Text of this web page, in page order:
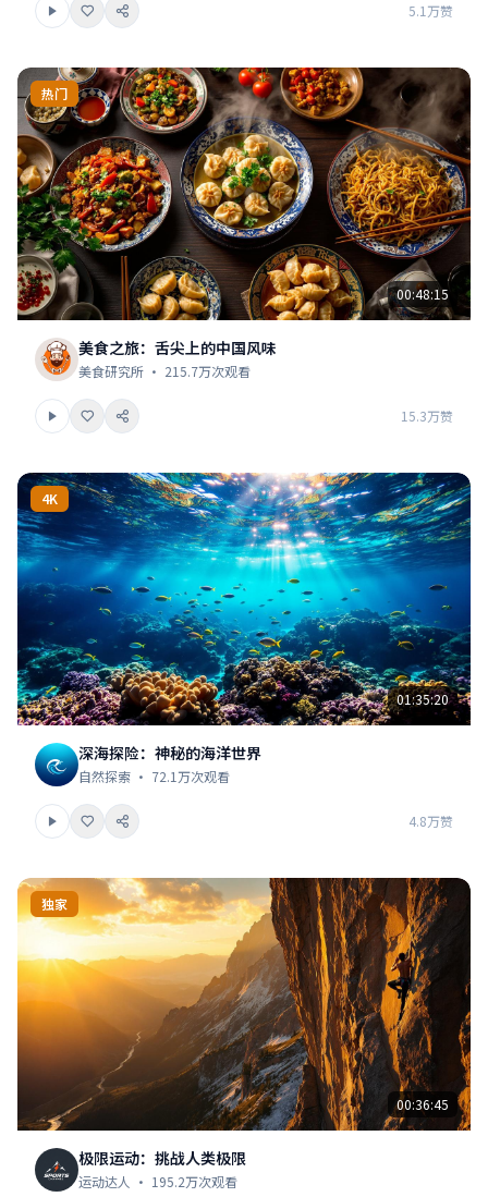
5.1万赞
热门
00:48:15
美食之旅：舌尖上的中国风味
美食研究所 · 215.7万次观看
15.3万赞
4K
01:35:20
深海探险：神秘的海洋世界
自然探索 · 72.1万次观看
4.8万赞
独家
00:36:45
极限运动：挑战人类极限
运动达人 · 195.2万次观看